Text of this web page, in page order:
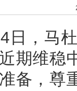
4日，马
期维稳
备，尊